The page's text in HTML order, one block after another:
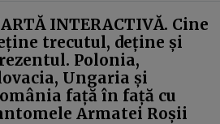
INTERACTIVĂ. Cine
trecutul, deține și
Polonia,
Ungaria și
față în față cu
Armatei Roșii